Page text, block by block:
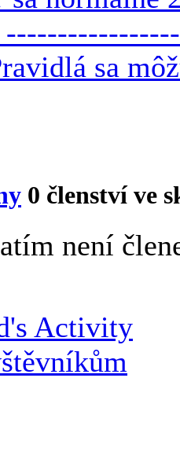
0 členství ve
není
Activity